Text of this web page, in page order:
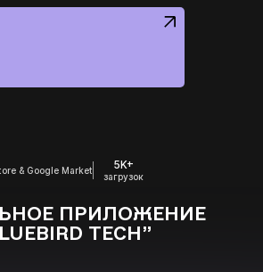
& Google Market 5K+
загрузок
ПРИЛОЖЕНИЕ
TECH”